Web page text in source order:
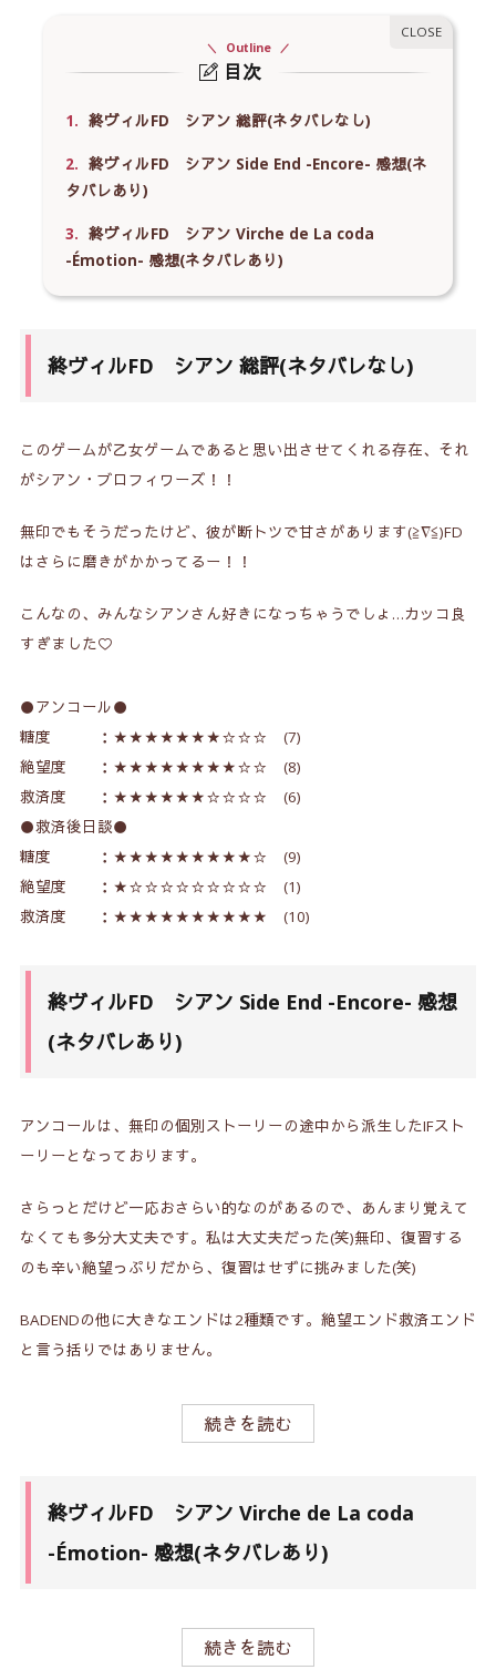
目次
Outline
1. 終ヴィルFD シアン 総評(ネタバレなし)
2. 終ヴィルFD シアン Side End -Encore- 感想(ネ
タバレあり)
3. 終ヴィルFD シアン Virche de La coda
-Émotion- 感想(ネタバレあり)
終ヴィルFD シアン 総評(ネタバレなし)
このゲームが乙女ゲームであると思い出させてくれる存在、それ
がシアン・ブロフィワーズ！！
無印でもそうだったけど、彼が断トツで甘さがあります(≧∇≦)FD
はさらに磨きがかかってるー！！
こんなの、みんなシアンさん好きになっちゃうでしょ…カッコ良
すぎました♡
●アンコール●
糖度 ：★★★★★★★☆☆☆ (7)
絶望度 ：★★★★★★★★☆☆ (8)
救済度 ：★★★★★★☆☆☆☆ (6)
●救済後日談●
糖度 ：★★★★★★★★★☆ (9)
絶望度 ：★☆☆☆☆☆☆☆☆☆ (1)
救済度 ：★★★★★★★★★★ (10)
終ヴィルFD シアン Side End -Encore- 感想
(ネタバレあり)
アンコールは、無印の個別ストーリーの途中から派生したIFスト
ーリーとなっております。
さらっとだけど一応おさらい的なのがあるので、あんまり覚えて
なくても多分大丈夫です。私は大丈夫だった(笑)無印、復習する
のも辛い絶望っぷりだから、復習はせずに挑みました(笑)
BADENDの他に大きなエンドは2種類です。絶望エンド救済エンド
と言う括りではありません。
続きを読む
終ヴィルFD シアン Virche de La coda
-Émotion- 感想(ネタバレあり)
続きを読む